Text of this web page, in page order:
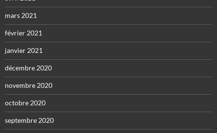
mars 2021
février 2021
janvier 2021
décembre 2020
novembre 2020
octobre 2020
septembre 2020